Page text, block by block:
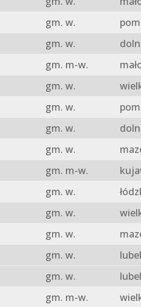
gm. w.
gm. w.
gm. m-w.
gm. w.
gm. w.
gm. w.
gm. w.
gm. m-w.
gm. w.
gm. w.
gm. w.
gm. w.
gm. w.
gm. m-w.